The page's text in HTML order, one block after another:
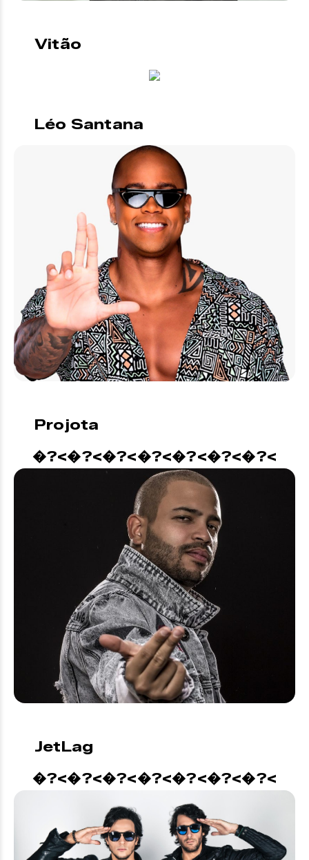
Vitão
Léo Santana
Projota
�?<�?<�?<�?<�?<�?<�?<
JetLag
�?<�?<�?<�?<�?<�?<�?<